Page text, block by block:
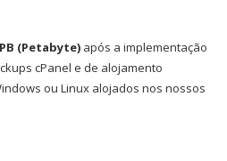
(Petabyte) após a implementação
cPanel e de alojamento
ou Linux alojados nos nossos